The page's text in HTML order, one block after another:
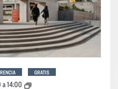
a14:00
Paseo
GRATIS